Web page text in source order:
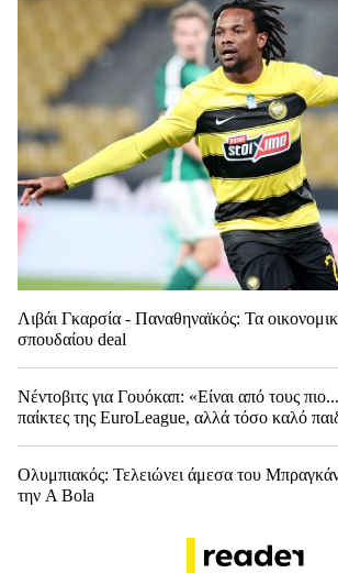
Λιβάι Γκαρσία - Παναθηναϊκός: Τα
σπουδαίου deal
Νέντοβιτς για Γουόκαπ: «Είναι από τους
παίκτες της EuroLeague, αλλά τόσο καλό
Ολυμπιακός: Τελειώνει άμεσα του
την A Bola